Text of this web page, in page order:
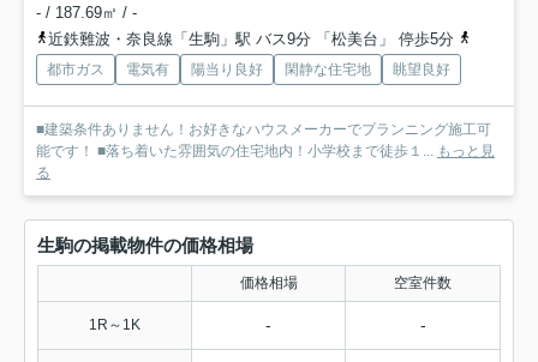
- / 187.69㎡ / -
近鉄難波・奈良線「生駒」駅 バス9分 「松美台」 停歩5分
都市ガス 電気有 陽当り良好 閑静な住宅地 眺望良好
■建築条件ありません！お好きなハウスメーカーでプランニング施工可
能です！ ■落ち着いた雰囲気の住宅地内！小学校まで徒歩１...
もっと見
る
生駒の掲載物件の価格相場
価格相場 空室件数
1R～1K - -